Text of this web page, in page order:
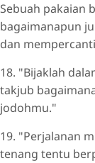
Sebuah pakaian
bagaimanapun
dan
18. "Bijaklah
takjub
jodohmu."
19. "Perjalanan
tenang tentu